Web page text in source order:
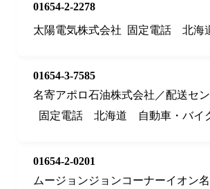
01654-2-2278
太陽電気株式会社
固定電話 北海
01654-3-7585
名寄アポロ石油株式会社／配送セ
固定電話
北海道 自動車・バイ
01654-2-0201
ムージョンジョンコーナーイオン